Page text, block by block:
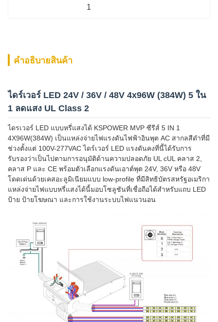
1
คําอธิบายสินค้า
ไดร์เวอร์ LED 24V / 36V / 48V 4x96W (384W) 5 ใน
1 ลดแสง UL Class 2
ไดรเวอร์ LED แบบหรี่แสงได้ KSPOWER MVP ซีรีส์ 5 IN 1
4X96W(384W) เป็นแหล่งจ่ายไฟแรงดันไฟฟ้าอินพุต AC สากลสีดำที่มี
ช่วงตั้งแต่ 100V-277VAC ไดร์เวอร์ LED แรงดันคงที่นี้ได้รับการ
รับรองว่าเป็นไปตามการอนุมัติด้านความปลอดภัย UL cUL คลาส 2,
คลาส P และ CE พร้อมตัวเลือกแรงดันเอาต์พุต 24V, 36V หรือ 48V
โดดเด่นด้วยเคสอะลูมิเนียมแบบ low-profile ที่มีสิทธิบัตรสหรัฐอเมริกา
แหล่งจ่ายไฟแบบหรี่แสงได้นี้มอบโซลูชันที่เชื่อถือได้สำหรับแถบ LED
ป้าย ป้ายโฆษณา และการใช้งานระบบไฟแนวนอน